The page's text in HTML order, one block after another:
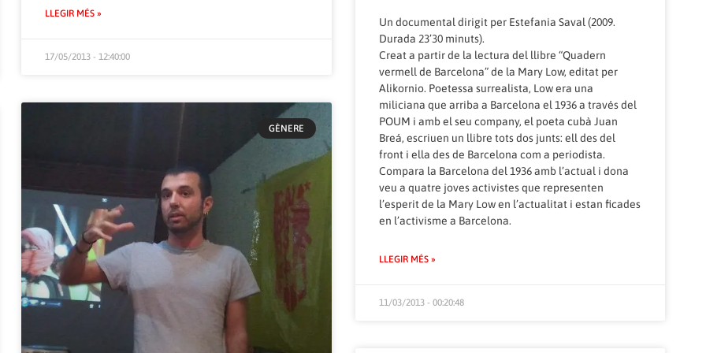
LLEGIR MÉS »
17/05/2013 - 12:40:00
GÈNERE
Un documental dirigit per Estefania Saval (2009.
Durada 23’30 minuts).
Creat a partir de la lectura del llibre “Quadern
vermell de Barcelona” de la Mary Low, editat per
Alikornio. Poetessa surrealista, Low era una
miliciana que arriba a Barcelona el 1936 a través del
POUM i amb el seu company, el poeta cubà Juan
Breá, escriuen un llibre tots dos junts: ell des del
front i ella des de Barcelona com a periodista.
Compara la Barcelona del 1936 amb l’actual i dona
veu a quatre joves activistes que representen
l’esperit de la Mary Low en l’actualitat i estan ficades
en l’activisme a Barcelona.
LLEGIR MÉS »
11/03/2013 - 00:20:48